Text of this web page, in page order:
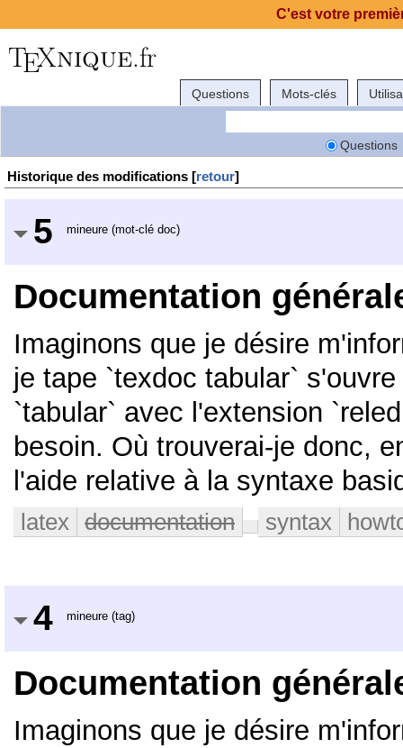
Questions Mots-clés
Questions
Historique des modifications [retour]
5 mineure (mot-clé doc)
Documentation
Imaginons que je désire
je tape `texdoc tabular`
`tabular` avec l'extension
besoin. Où trouverai-je donc,
l'aide relative à la syntaxe
latex documentation syntax
4 mineure (tag)
Documentation
Imaginons que je désire
C'est votre